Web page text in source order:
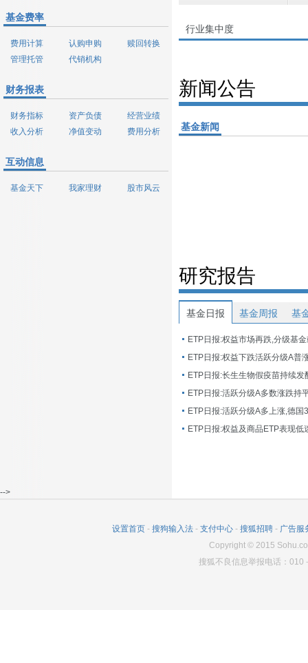
基金费率
费用计算 认购申购
赎回转换
管理托管
代销机构
财务报表
财务指标 资产负债
经营业绩
收入分析
净值变动 费用分析
互动信息
基金天下 我家理财 股市风云
行业集中度
新闻公告
基金新闻
研究报告
基金日报 基金周报 基
ETP日报:权益市场再跌,分级基
ETP日报:长生生物假疫苗持续发
ETP日报:活跃分级A多数涨跌持
ETP日报:活跃分级A多上涨,德国
-->
设置首页 - 搜狗输入法 - 支付中心 - 搜狐招聘 - 广告服
Copyright© 2015
搜狐不良信息举报电话：010